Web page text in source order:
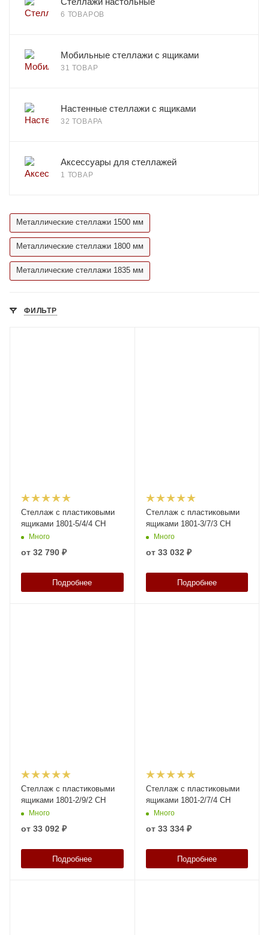
6 ТОВАРОВ
Мобильные стеллажи с ящиками
31 ТОВАР
Настенные стеллажи с ящиками
32 ТОВАРА
Аксессуары для стеллажей
1 ТОВАР
Металлические стеллажи 1500 мм
Металлические стеллажи 1800 мм
Металлические стеллажи 1835 мм
ФИЛЬТР
Стеллаж с пластиковыми
ящиками 1801-5/4/4 CH
Много
от 32 790 ₽
Подробнее
Стеллаж с пластиковыми
ящиками 1801-3/7/3 CH
Много
от 33 032 ₽
Подробнее
Стеллаж с пластиковыми
ящиками 1801-2/9/2 CH
Много
от 33 092 ₽
Подробнее
Стеллаж с пластиковыми
ящиками 1801-2/7/4 CH
Много
от 33 334 ₽
Подробнее